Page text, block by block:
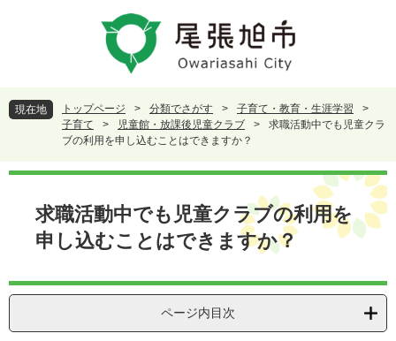
頭
で
飛
ば
本
現在地 トップページ > 分類でさがす > 子育て・教育・生涯学習
>
子育て
> 児童館・放課後児童クラブ >
求職活動中でも児童クラ
ブの利用を申し込むことはできますか？
本
求職活動中でも児童クラブの利用を
申し込むことはできますか？
ページ内目次